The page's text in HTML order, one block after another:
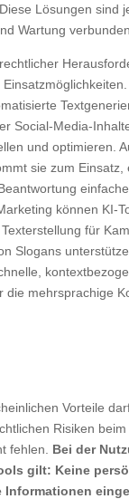
Lösungen sind
Wartung verbunden.
Social-Media-
und optimieren.
sie zum Einsatz,
können KI-
für
Slogans
die mehrsprachige
Vorteile
Risiken beim
fehlen. Bei der
gilt: Keine
Informationen